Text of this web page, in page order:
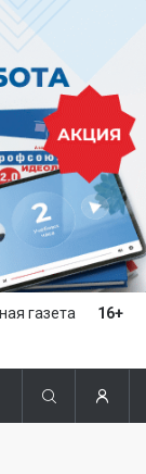
газета 16+